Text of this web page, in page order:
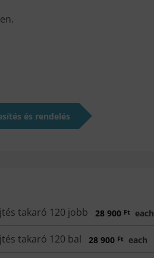
és rendelés
takaró 120 jobb
28 900 Ft each
takaró 120 bal 28 900 Ft each